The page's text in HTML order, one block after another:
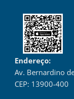
Endereço:
Av. Bernardino
CEP: 13900-400